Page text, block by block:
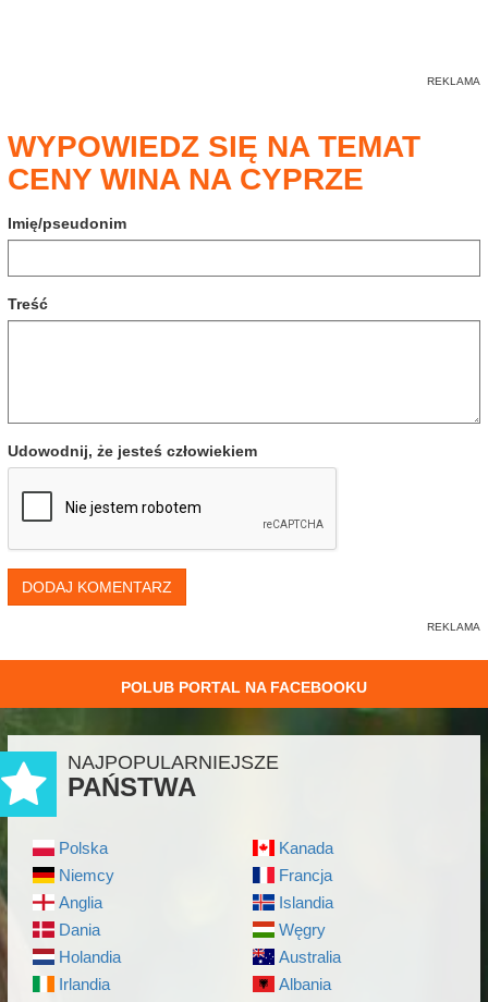
WYPOWIEDZ SIĘ NA TEMAT
CENY WINA NA CYPRZE
Imię/pseudonim
Treść
Udowodnij, że jesteś człowiekiem
DODAJ KOMENTARZ
POLUB PORTAL NA FACEBOOKU
NAJPOPULARNIEJSZE
PAŃSTWA
Polska
Niemcy
Anglia
Dania
Holandia
Irlandia
Kanada
Francja
Islandia
Węgry
Australia
Albania